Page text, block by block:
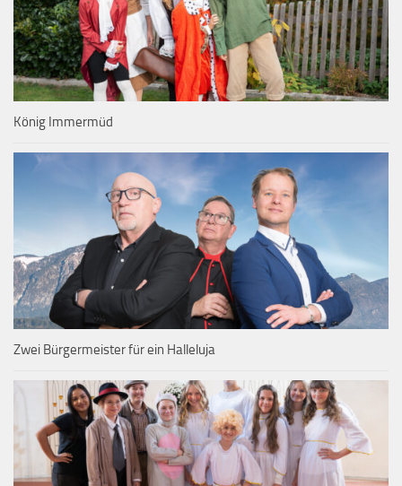
König Immermüd
Zwei Bürgermeister für ein Halleluja